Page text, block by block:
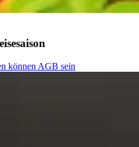
können AGB sein